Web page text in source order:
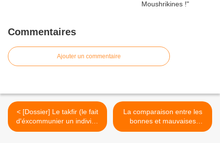
Commentaires
Ajouter un commentaire
< [Dossier] Le takfir (le fait
d'éxcommunier un individu
de l'islam ) et Les takfiris
La comparaison entre les
bonnes et mauvaises
oeuvres >